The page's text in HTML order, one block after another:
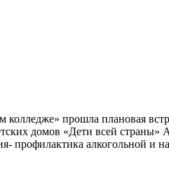
колледже» прошла плановая
домов «Дети всей
профилактика алкогольной и